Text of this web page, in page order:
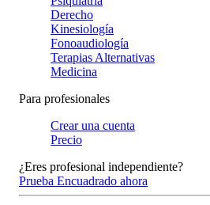
Derecho
Kinesiología
Fonoaudiología
Terapias Alternativas
Medicina
Para profesionales
Crear una cuenta
Precio
¿Eres profesional independiente?
Prueba Encuadrado ahora